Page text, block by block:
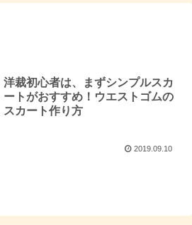
洋裁初心者は、まずシンプルスカ
ートがおすすめ！ウエストゴムの
スカート作り方
2019.09.10